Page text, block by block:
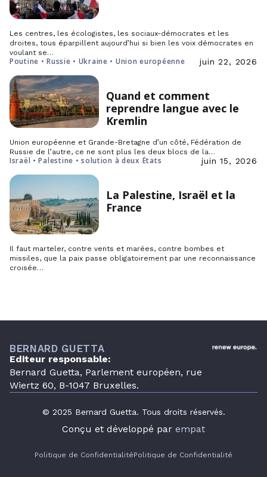
Les centres, les écologistes, les sociaux-démocrates et les
droites, tous éparpillent aujourd’hui si bien les voix démocrates en
voulant se…
Poutine • Russie • Ukraine • Union européenne juin 22, 2026
Quand et comment
reprendre langue avec le
Kremlin
Union européenne et Grande-Bretagne d’un côté, Fédération de
Russie de l’autre, ce ne sont plus les deux blocs de la…
Israël • Palestine • solution à deux États juin 15, 2026
La Palestine, Israël et la
France
Il faut marteler, contre vents et marées, contre bombes et
missiles, que la paix passe obligatoirement par une reconnaissance
croisée…
BERNARD GUETTA
Editeur responsable:
Bernard Guetta, Parlement européen, rue
Wiertz 60, B-1047 Bruxelles.
© 2025 Bernard Guetta. Tous droits réservés.
Conçu et développé par empat
Politique de ConfidentialitéPolitique de Confidentialité